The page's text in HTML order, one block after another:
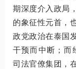
期深度介入政局
的象征性元首，
政党政治在泰国
干预而中断；而
司法官僚集团，